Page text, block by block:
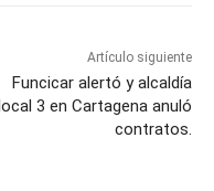
Artículo siguiente
Funcicar alertó y alcaldía
local 3 en Cartagena anuló
contratos.